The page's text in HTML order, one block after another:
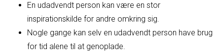
En udadvendt person kan være en stor
inspirationskilde for andre omkring sig.
Nogle gange kan selv en udadvendt person have brug
for tid alene til at genoplade.